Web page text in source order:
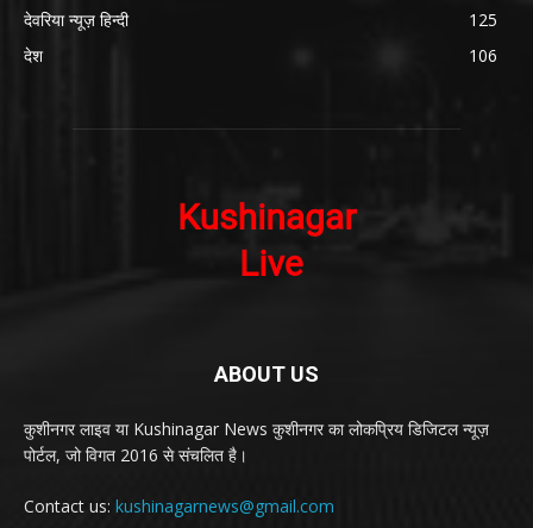
देवरिया न्यूज़ हिन्दी
125
देश
106
ABOUT US
कुशीनगर लाइव या Kushinagar News कुशीनगर का लोकप्रिय डिजिटल न्यूज़
पोर्टल, जो विगत 2016 से संचलित है।
Contact us: kushinagarnews@gmail.com